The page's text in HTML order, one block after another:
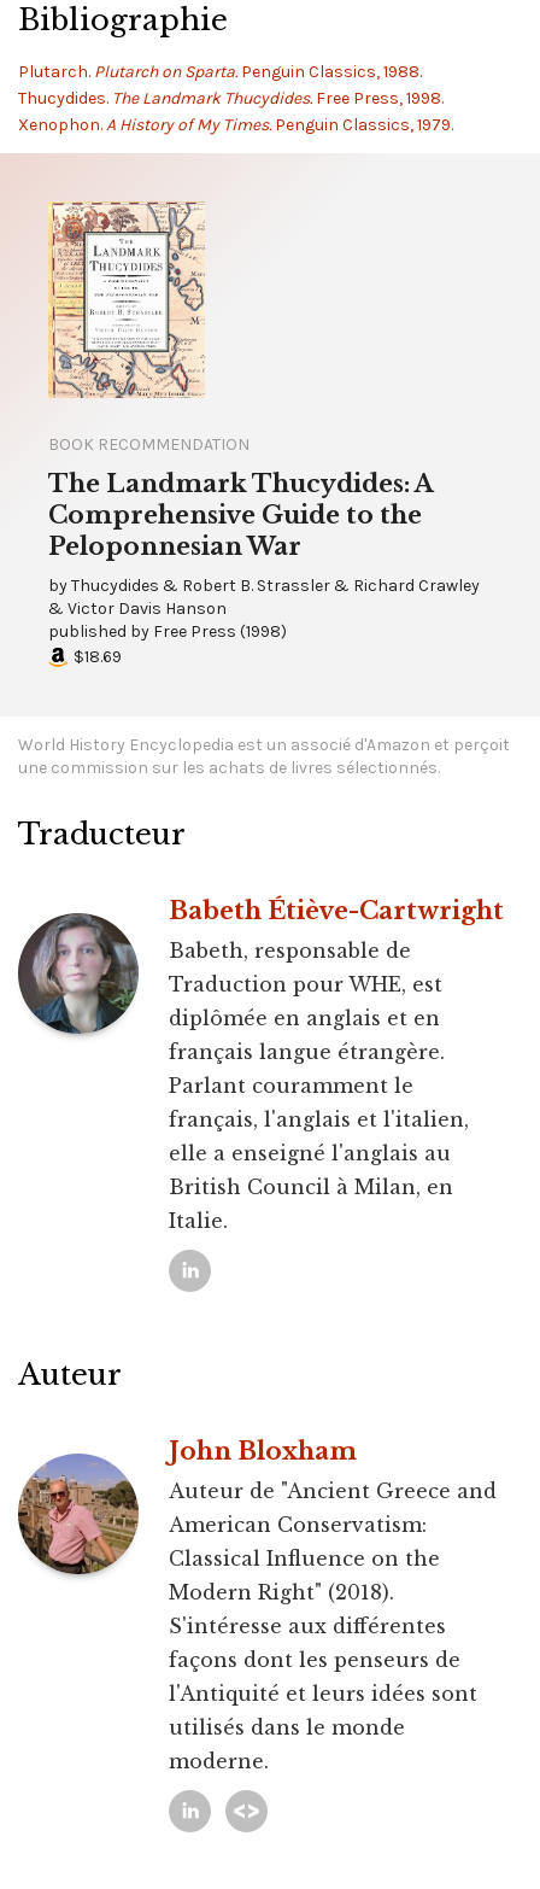
Bibliographie
Plutarch. Plutarch on Sparta.Penguin Classics, 1988.
Thucydides. The Landmark Thucydides.Free Press, 1998.
Xenophon.A History of My Times.Penguin Classics, 1979.
BOOK RECOMMENDATION
The Landmark Thucydides: A
Comprehensive Guide to the
Peloponnesian War
byThucydides & Robert B. Strassler & Richard Crawley
& Victor Davis Hanson
published by Free Press (1998)
$18.69
World History Encyclopedia est un associé d'Amazon et perçoit
une commission sur les achats de livres sélectionnés.
Traducteur
Babeth Étiève-Cartwright
Babeth, responsable de
Traduction pour WHE, est
diplômée en anglais et en
français langue étrangère.
Parlant couramment le
français, l'anglais et l'italien,
elle a enseigné l'anglais au
British Council à Milan, en
Italie.
Auteur
John Bloxham
Auteur de "Ancient Greece and
American Conservatism:
Classical Influence on the
Modern Right" (2018).
S'intéresse aux différentes
façons dont les penseurs de
l'Antiquité et leurs idées sont
utilisés dans le monde
moderne.